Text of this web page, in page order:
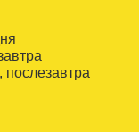
послезавтра